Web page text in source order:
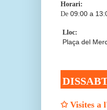
Horari:
De 09:00 a
Lloc:
Plaça del
✩ Visites a